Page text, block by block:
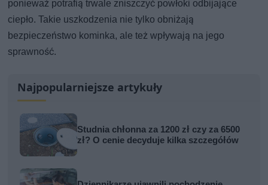
ponieważ potrafią trwale zniszczyć powłoki odbijające
ciepło. Takie uszkodzenia nie tylko obniżają
bezpieczeństwo kominka, ale też wpływają na jego
sprawność.
Najpopularniejsze artykuły
Studnia chłonna za 1200 zł czy za 6500
zł? O cenie decyduje kilka szczegółów